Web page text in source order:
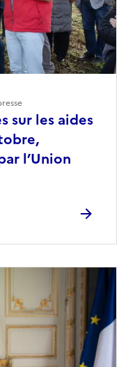
sur les aides
l’Union